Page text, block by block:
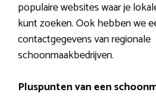
populaire websites waar je
kunt zoeken. Ook hebben we
contactgegevens van regionale
schoonmaakbedrijven.
Pluspunten van een